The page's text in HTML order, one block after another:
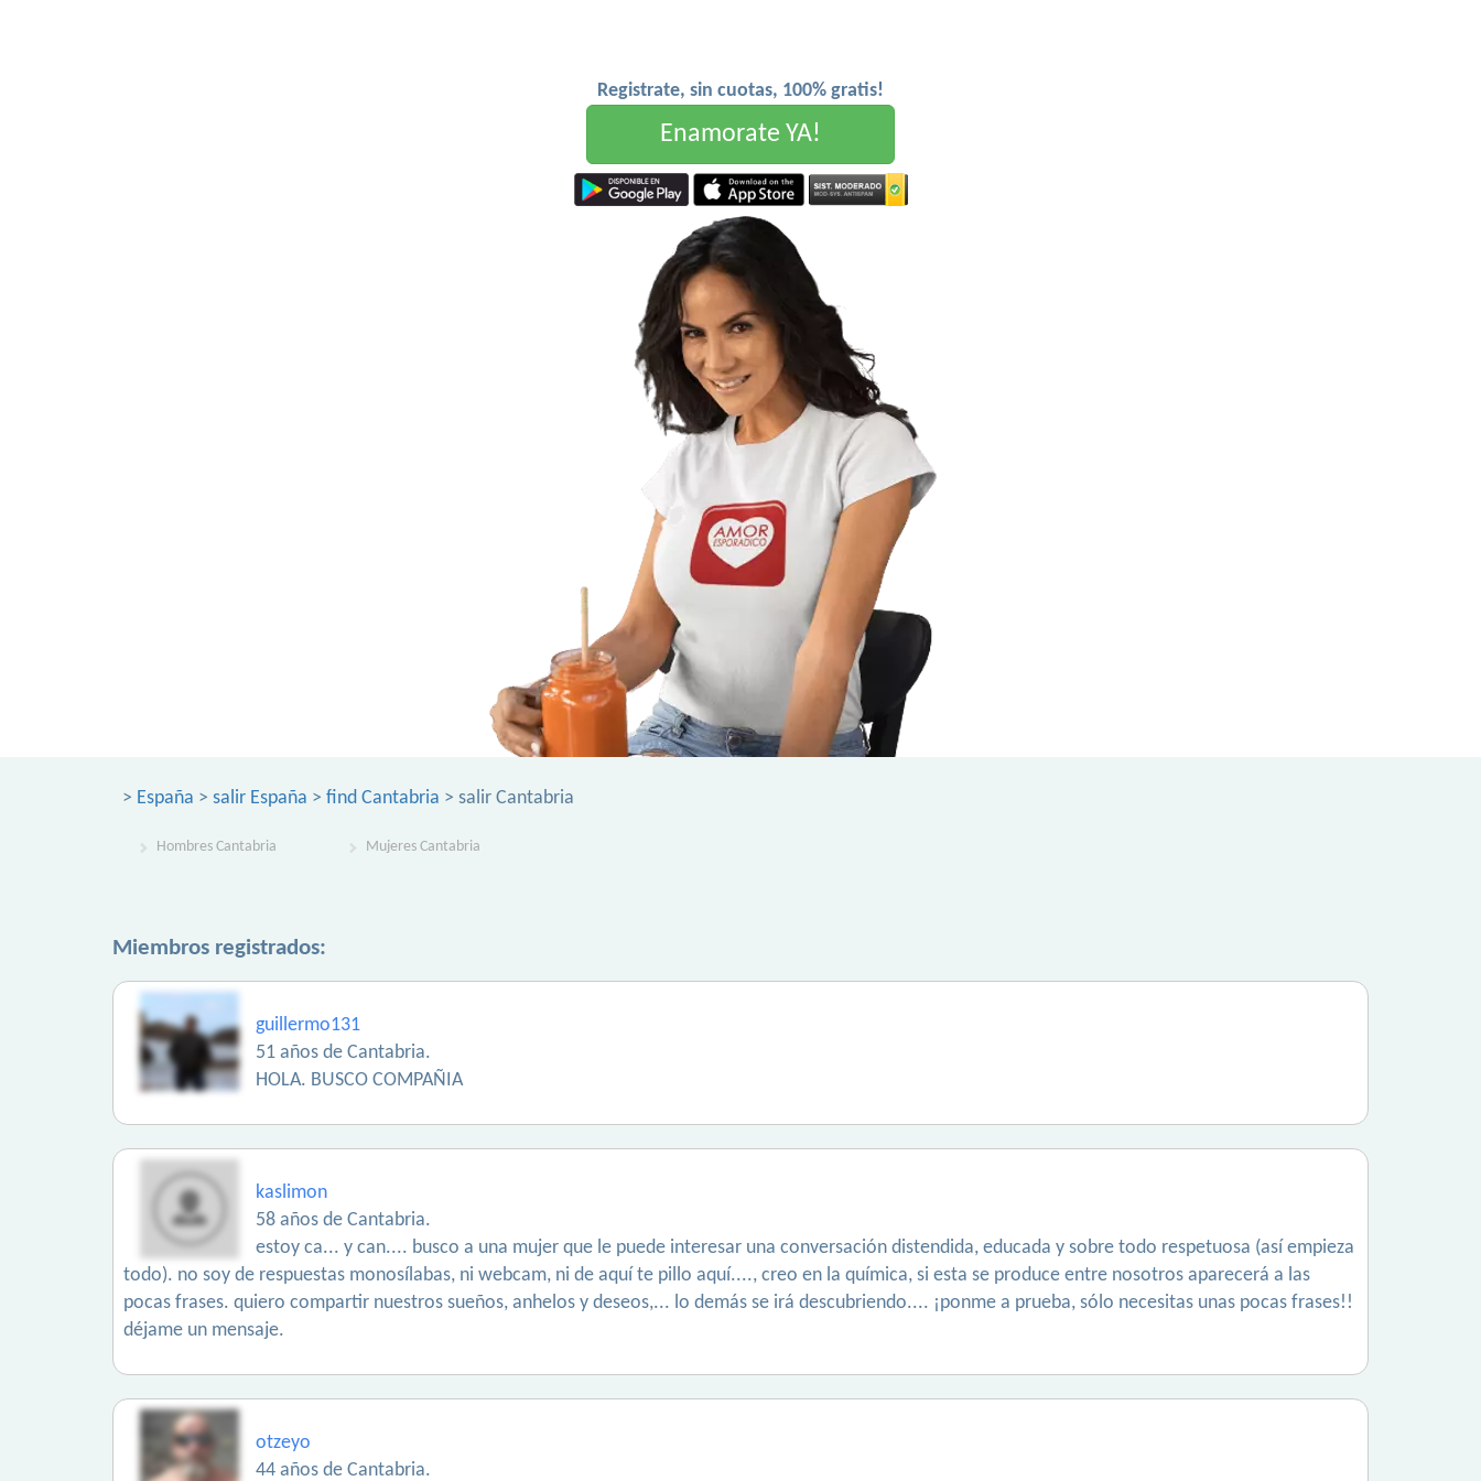
Registrate, sin cuotas, 100% gratis!
Enamorate YA!
> España > salir España > find Cantabria > salir Cantabria
Hombres Cantabria Mujeres Cantabria
Miembros registrados:
guillermo131
51 años de Cantabria.
HOLA. BUSCO COMPAÑIA
kaslimon
58 años de Cantabria.
estoy ca... y can.... busco a una mujer que le puede interesar una conversación distendida, educada y sobre todo respetuosa (así empieza
todo). no soy de respuestas monosílabas, ni webcam, ni de aquí te pillo aquí...., creo en la química, si esta se produce entre nosotros aparecerá a las
pocas frases. quiero compartir nuestros sueños, anhelos y deseos,... lo demás se irá descubriendo.... ¡ponme a prueba, sólo necesitas unas pocas frases!!
déjame un mensaje.
otzeyo
44 años de Cantabria.